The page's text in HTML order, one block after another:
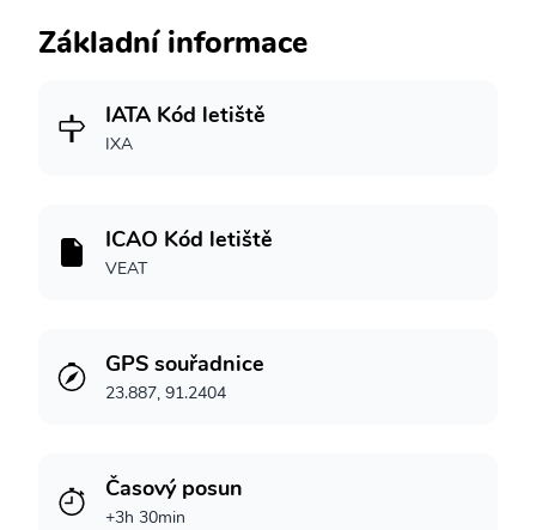
Základní informace
IATA Kód letiště
IXA
ICAO Kód letiště
VEAT
GPS souřadnice
23.887, 91.2404
Časový posun
+3h 30min